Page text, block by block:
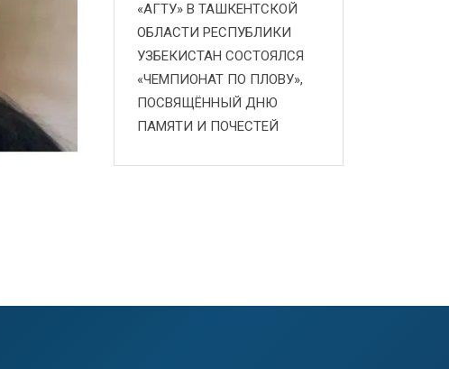
«АГТУ» В ТАШКЕНТСКОЙ
ОБЛАСТИ РЕСПУБЛИКИ
УЗБЕКИСТАН СОСТОЯЛСЯ
«ЧЕМПИОНАТ ПО ПЛОВУ»,
ПОСВЯЩЁННЫЙ ДНЮ
ПАМЯТИ И ПОЧЕСТЕЙ